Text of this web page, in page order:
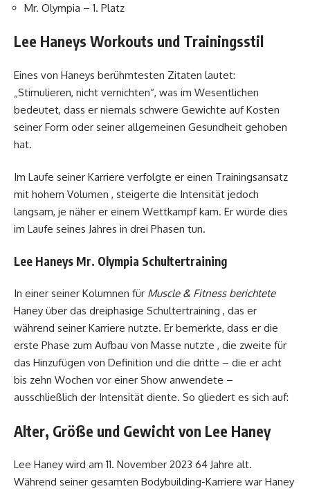
Mr. Olympia – 1. Platz
Lee Haneys Workouts und Trainingsstil
Eines von Haneys berühmtesten Zitaten lautet:
„Stimulieren, nicht vernichten“, was im Wesentlichen
bedeutet, dass er niemals schwere Gewichte auf Kosten
seiner Form oder seiner allgemeinen Gesundheit gehoben
hat.
Im Laufe seiner Karriere verfolgte er einen Trainingsansatz
mit hohem Volumen , steigerte die Intensität jedoch
langsam, je näher er einem Wettkampf kam. Er würde dies
im Laufe seines Jahres in drei Phasen tun.
Lee Haneys Mr. Olympia Schultertraining
In einer seiner Kolumnen für Muscle & Fitness berichtete
Haney über das dreiphasige Schultertraining , das er
während seiner Karriere nutzte. Er bemerkte, dass er die
erste Phase zum Aufbau von Masse nutzte , die zweite für
das Hinzufügen von Definition und die dritte – die er acht
bis zehn Wochen vor einer Show anwendete –
ausschließlich der Intensität diente. So gliedert es sich auf:
Alter, Größe und Gewicht von Lee Haney
Lee Haney wird am 11. November 2023 64 Jahre alt.
Während seiner gesamten Bodybuilding-Karriere war Haney